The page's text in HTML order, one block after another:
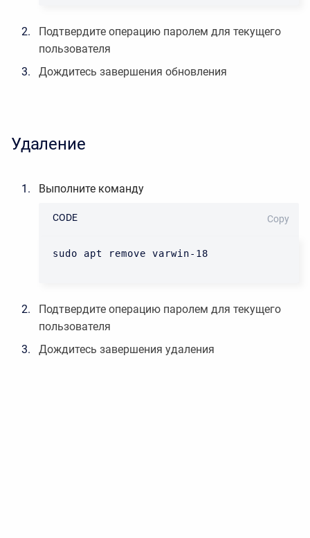
Подтвердите операцию паролем для текущего
пользователя
Дождитесь завершения обновления
Удаление
Выполните команду
sudo apt remove varwin-18
Copy
CODE
Подтвердите операцию паролем для текущего
пользователя
Дождитесь завершения удаления